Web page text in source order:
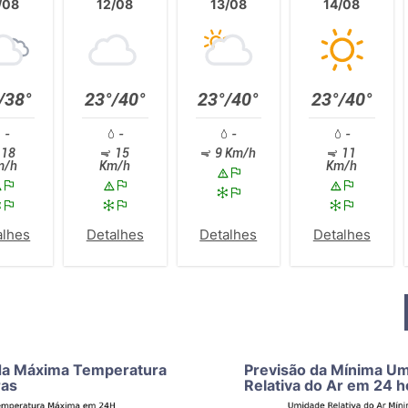
08
-
h
12/08
23°/40°
-
15
Km/h
Detalhes
13/08
23°/40°
-
9 Km/h
Detalhes
14/08
23°/40°
-
11
Km/h
Detalhes
Máxima Temperatura
Previsão da Mínima
Relativa do Ar em 24